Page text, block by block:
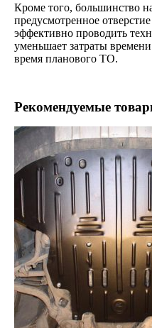
Кроме того, большинство
предусмотренное
эффективно проводить
уменьшает затраты
время планового ТО.
Рекомендуемые